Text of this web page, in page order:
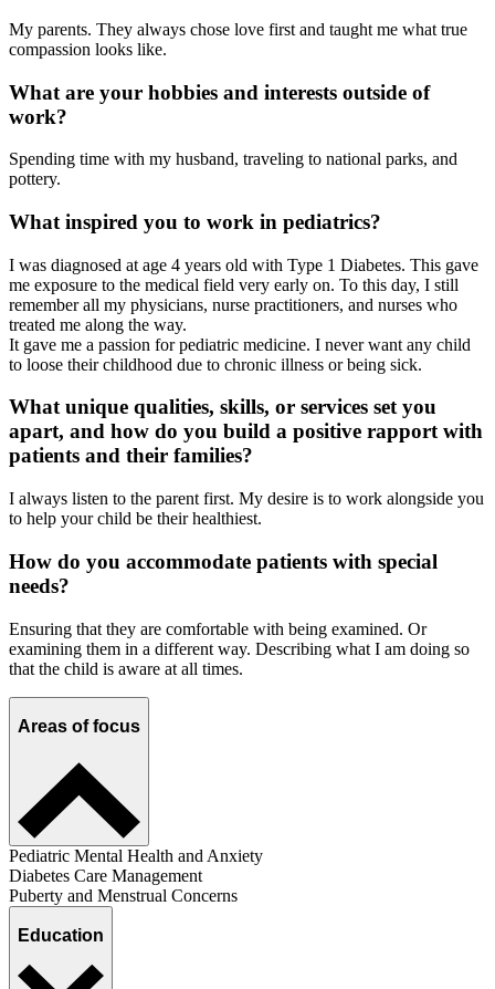
My parents. They always chose love first and taught me what true
compassion looks like.
What are your hobbies and interests outside of
work?
Spending time with my husband, traveling to national parks, and
pottery.
What inspired you to work in pediatrics?
I was diagnosed at age 4 years old with Type 1 Diabetes. This gave
me exposure to the medical field very early on. To this day, I still
remember all my physicians, nurse practitioners, and nurses who
treated me along the way.
It gave me a passion for pediatric medicine. I never want any child
to loose their childhood due to chronic illness or being sick.
What unique qualities, skills, or services set you
apart, and how do you build a positive rapport with
patients and their families?
I always listen to the parent first. My desire is to work alongside you
to help your child be their healthiest.
How do you accommodate patients with special
needs?
Ensuring that they are comfortable with being examined. Or
examining them in a different way. Describing what I am doing so
that the child is aware at all times.
Areas of focus
Pediatric Mental Health and Anxiety
Diabetes Care Management
Puberty and Menstrual Concerns
Education